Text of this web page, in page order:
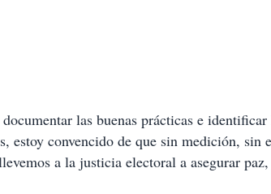
las buenas prácticas e identificar
estoy convencido de que sin medición, sin
a la justicia electoral a asegurar